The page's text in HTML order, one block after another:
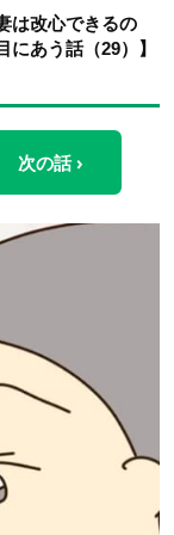
は改心できるの
あう話（29）】
次の話 ›